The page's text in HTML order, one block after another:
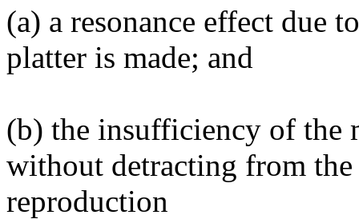
(a) a resonance effect due
platter is made; and
(b) the insufficiency of the
without detracting from
reproduction